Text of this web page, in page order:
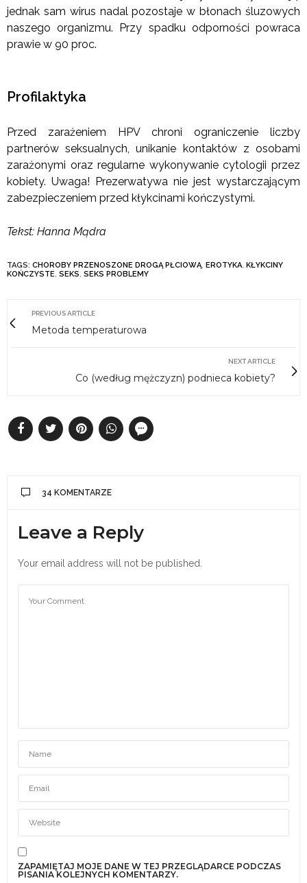
jednak sam wirus nadal pozostaje w błonach śluzowych
naszego organizmu. Przy spadku odporności powraca
prawie w 90 proc.
Profilaktyka
Przed zarażeniem HPV chroni ograniczenie liczby
partnerów seksualnych, unikanie kontaktów z osobami
zarażonymi oraz regularne wykonywanie cytologii przez
kobiety. Uwaga! Prezerwatywa nie jest wystarczającym
zabezpieczeniem przed kłykcinami kończystymi.
Tekst: Hanna Mądra
TAGS: CHOROBY PRZENOSZONE DROGĄ PŁCIOWĄ, EROTYKA, KŁYKCINY
KOŃCZYSTE, SEKS, SEKS PROBLEMY
PREVIOUS ARTICLE
Metoda temperaturowa
NEXT ARTICLE
Co (według mężczyzn) podnieca kobiety?
34 KOMENTARZE
Leave a Reply
Your email address will not be published.
ZAPAMIĘTAJ MOJE DANE W TEJ PRZEGLĄDARCE PODCZAS
PISANIA KOLEJNYCH KOMENTARZY.